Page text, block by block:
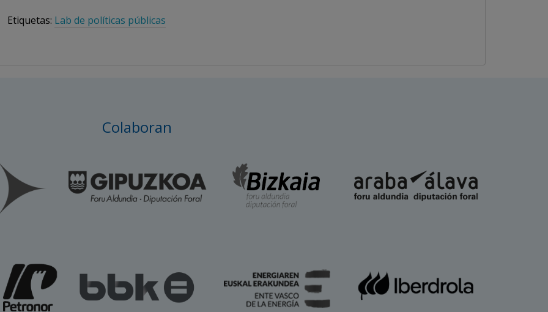
Etiquetas: Lab de políticas públicas
Colaboran